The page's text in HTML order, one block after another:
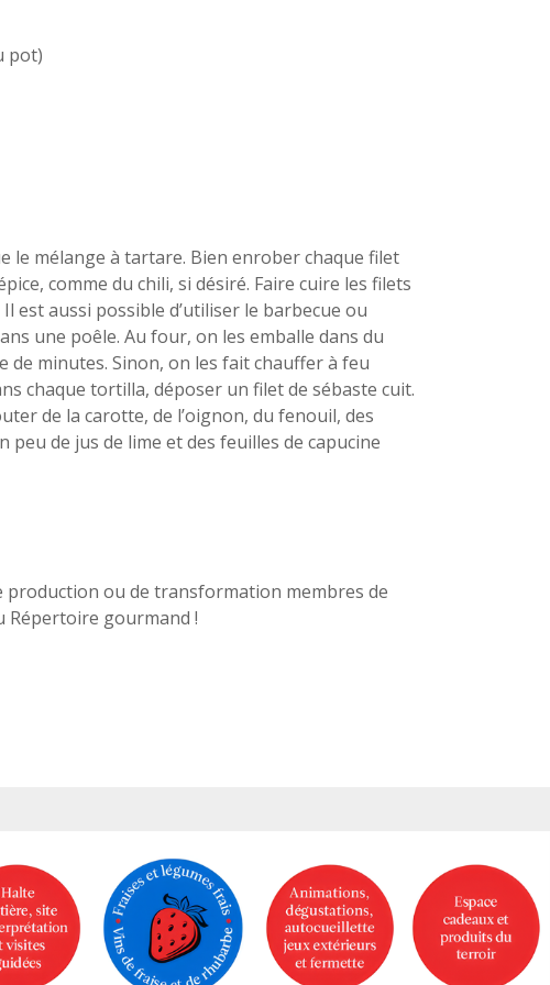
pot)
le mélange à tartare. Bien enrober chaque filet
comme du chili, si désiré. Faire cuire les filets
est aussi possible d’utiliser le barbecue ou
une poêle. Au four, on les emballe dans du
de minutes. Sinon, on les fait chauffer à feu
chaque tortilla, déposer un filet de sébaste cuit.
de la carotte, de l’oignon, du fenouil, des
de jus de lime et des feuilles de capucine
ou de transformation membres de
Répertoire gourmand !